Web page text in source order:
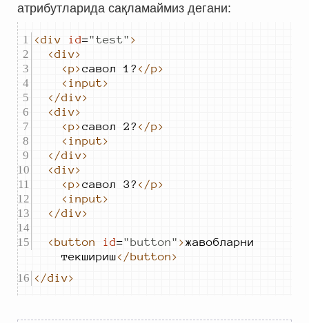
атрибутларида сақламаймиз дегани:
<div id="test" >
<div>
<p>савол 1? </p>
<input>
</div>
<div>
<p>савол 2? </p>
<input>
</div>
<div>
<p>савол 3? </p>
<input>
</div>
<button id="button" >жавобларни
текшириш</button>
</div>